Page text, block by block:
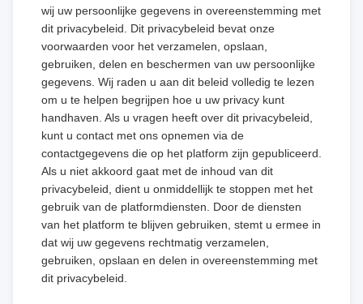
wij uw persoonlijke gegevens in overeenstemming met
dit privacybeleid. Dit privacybeleid bevat onze
voorwaarden voor het verzamelen, opslaan,
gebruiken, delen en beschermen van uw persoonlijke
gegevens. Wij raden u aan dit beleid volledig te lezen
om u te helpen begrijpen hoe u uw privacy kunt
handhaven. Als u vragen heeft over dit privacybeleid,
kunt u contact met ons opnemen via de
contactgegevens die op het platform zijn gepubliceerd.
Als u niet akkoord gaat met de inhoud van dit
privacybeleid, dient u onmiddellijk te stoppen met het
gebruik van de platformdiensten. Door de diensten
van het platform te blijven gebruiken, stemt u ermee in
dat wij uw gegevens rechtmatig verzamelen,
gebruiken, opslaan en delen in overeenstemming met
dit privacybeleid.